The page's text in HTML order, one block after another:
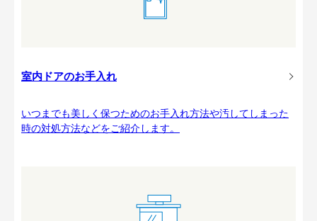
室内ドアのお手入れ
いつまでも美しく保つためのお手入れ方法や汚してしまった
時の対処方法などをご紹介します。